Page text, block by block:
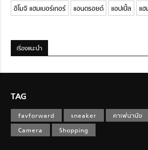
อิโมจิ แฮมเบอร์เกอร์
แอนดรอยด์ แอปเปิ้ล แฮ
เรื่องแนะนำ
TAG
favforward sneaker คาเฟ่น่านั่ง
Camera
Shopping